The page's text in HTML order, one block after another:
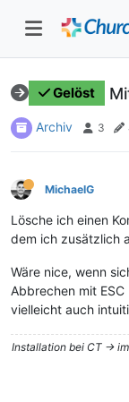
Gelöst
Archiv 3
MichaelG
Lösche ich einen
dem ich zusätzlich
Wäre nice, wenn
Abbrechen mit
vielleicht auch
Installation bei CT ->